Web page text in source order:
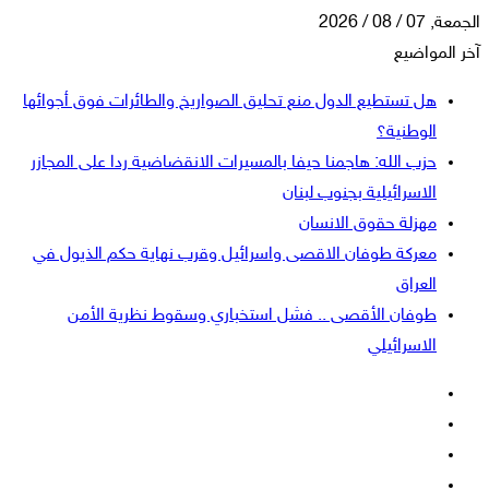
الجمعة, 07 / 08 / 2026
آخر المواضيع
هل تستطيع الدول منع تحليق الصواريخ والطائرات فوق أجوائها
الوطنية؟
حزب الله: هاجمنا حيفا بالمسيرات الانقضاضية ردا على المجازر
الاسرائيلية بجنوب لبنان
مهزلة حقوق الانسان
معركة طوفان الاقصى واسرائيل وقرب نهاية حكم الذيول في
العراق
طوفان الأقصى .. فشل استخباري وسقوط نظرية الأمن
الاسرائيلي